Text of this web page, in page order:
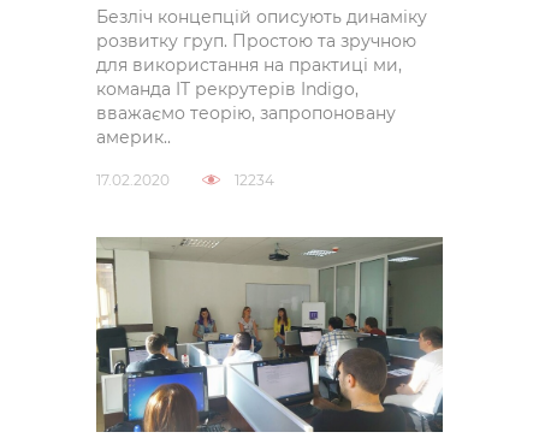
Безліч концепцій описують динаміку
розвитку груп. Простою та зручною
для використання на практиці ми,
команда IT рекрутерів Indigo,
вважаємо теорію, запропоновану
америк..
17.02.2020 12234